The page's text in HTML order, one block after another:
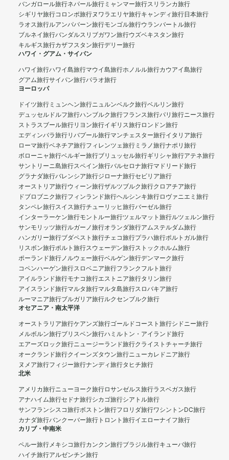
バンガロール旅行ネパール旅行 ミャンマー旅行スリランカ旅行
シギリヤ旅行コロンボ旅行ヌワラエリヤ旅行キャンディ旅行日本旅行
ラオス旅行ルアンパバーン旅行モンゴル旅行ウランバートル旅行
ブルネイ旅行バンダルスリブガワン旅行ウズベキスタン旅行
キルギス旅行カザフスタン旅行デリー旅行
ハワイ・グアム・サイパン
ハワイ旅行ハワイ島旅行マウイ島旅行ホノルル旅行カウアイ島旅行
グアム旅行サイパン旅行パラオ旅行
ヨーロッパ
ドイツ旅行 ミュンヘン旅行ニュルンベルク旅行ベルリン旅行
デュッセルドルフ旅行ハンブルク旅行フランス旅行パリ旅行ニース旅行
ストラスブール旅行リヨン旅行イギリス旅行ロンドン旅行
エディンバラ旅行リバプール旅行マンチェスター旅行イタリア旅行
ローマ旅行ベネチア旅行フィレンツェ旅行 ミラノ旅行ナポリ旅行
ボローニャ旅行ベルギー旅行ブリュッセル旅行ギリシャ旅行アテネ旅行
サントリーニ島旅行スペイン旅行バルセロナ旅行マドリード旅行
グラナダ旅行バレンシア旅行ジローナ旅行セビリア旅行
オーストリア旅行ウィーン旅行ザルツブルク旅行クロアチア旅行
ドブロブニク旅行フィンランド旅行ヘルシンキ旅行ロヴァニエミ旅行
タンペレ旅行スイス旅行チューリッヒ旅行バーゼル旅行
インターラーケン旅行モントルー旅行ツェルマット旅行ルツェルン旅行
サンモリッツ旅行ルガーノ旅行オランダ旅行アムステルダム旅行
ハンガリー旅行ブダペスト旅行チェコ旅行プラハ旅行ポルトガル旅行
リスボン旅行ポルト旅行スウェーデン旅行ストックホルム旅行
ポーランド旅行ノルウェー旅行ベルゲン旅行デンマーク旅行
コペンハーゲン旅行スロベニア旅行フランクフルト旅行
アイルランド旅行モナコ旅行エストニア旅行タリン旅行
アイスランド旅行マルタ旅行マルタ島旅行スロバキア旅行
ルーマニア旅行ブルガリア旅行ルクセンブルク旅行
オセアニア・南太平洋
オーストラリア旅行ケアンズ旅行ゴールドコースト旅行シドニー旅行
メルボルン旅行ブリスベン旅行ハミルトン・アイランド旅行
エアーズロック旅行ニュージーランド旅行クライストチャーチ旅行
オークランド旅行クイーンズタウン旅行ニューカレドニア旅行
ヌメア旅行フィジー旅行ナンディ旅行タヒチ旅行
北米
アメリカ旅行ニューヨーク旅行ロサンゼルス旅行ラスベガス旅行
アナハイム旅行セドナ旅行シカゴ旅行シアトル旅行
サンフランシスコ旅行ボストン旅行フロリダ旅行ワシントンDC旅行
カナダ旅行バンクーバー旅行 トロント旅行イエローナイフ旅行
カリブ・中南米
ペルー旅行メキシコ旅行カンクン旅行ブラジル旅行キューバ旅行
ハイチ旅行アルゼンチン旅行